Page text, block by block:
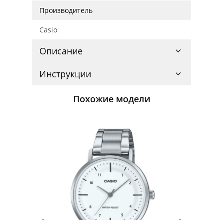
Производитель
Casio
Описание
Инструкции
Похожие модели